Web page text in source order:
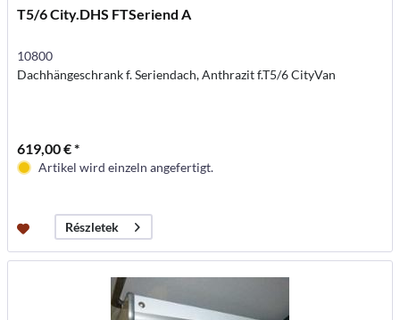
T5/6 City.DHS FTSeriend A
10800
Dachhängeschrank f. Seriendach, Anthrazit f.T5/6 CityVan
619,00 € *
Artikel wird einzeln angefertigt.
Részletek